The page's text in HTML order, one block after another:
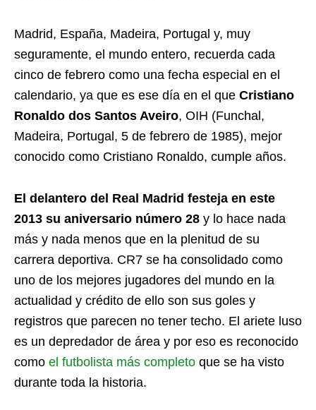
Madrid, España, Madeira, Portugal y, muy
seguramente, el mundo entero, recuerda cada
cinco de febrero como una fecha especial en el
calendario, ya que es ese día en el que Cristiano
Ronaldo dos Santos Aveiro, OIH (Funchal,
Madeira, Portugal, 5 de febrero de 1985), mejor
conocido como Cristiano Ronaldo, cumple años.
El delantero del Real Madrid festeja en este
2013 su aniversario número 28 y lo hace nada
más y nada menos que en la plenitud de su
carrera deportiva. CR7 se ha consolidado como
uno de los mejores jugadores del mundo en la
actualidad y crédito de ello son sus goles y
registros que parecen no tener techo. El ariete luso
es un depredador de área y por eso es reconocido
como el futbolista más completo que se ha visto
durante toda la historia.